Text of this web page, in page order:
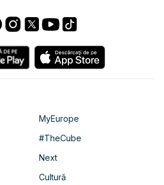
MyEurope
#TheCube
Next
Cultură